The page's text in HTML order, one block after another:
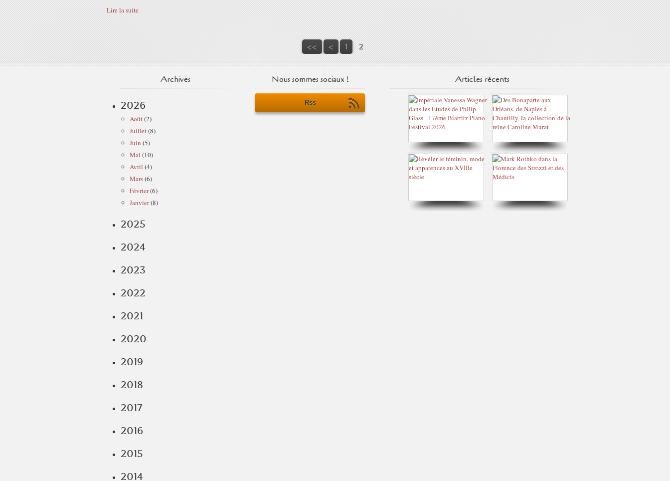
Lire la suite
<< < 1 2
Archives
2026
Août(2)
Juillet(8)
Juin (5)
Mai (10)
Avril (4)
Mars(6)
Février(6)
Janvier(8)
2025
2024
2023
2022
2021
2020
2019
2018
2017
2016
2015
2014
Nous sommes sociaux !
Rss
Articles récents